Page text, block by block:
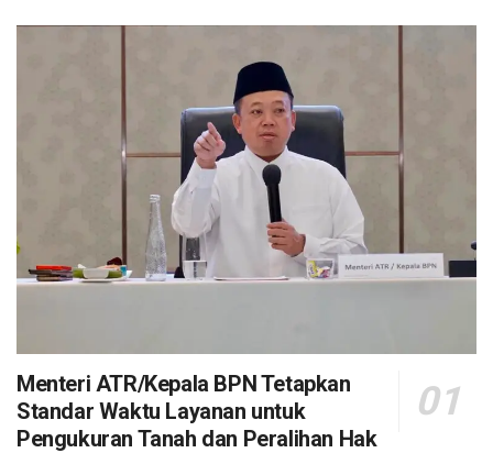
Menteri ATR/Kepala BPN Tetapkan
Standar Waktu Layanan untuk
Pengukuran Tanah dan Peralihan Hak